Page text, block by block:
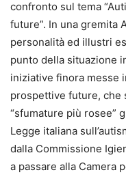
confronto sul tema
future”. In una gremita
personalità ed illustri
punto della situazione
iniziative finora messe
prospettive future, che
“sfumature più rosee”
Legge italiana
dalla Commissione
a passare alla Camera